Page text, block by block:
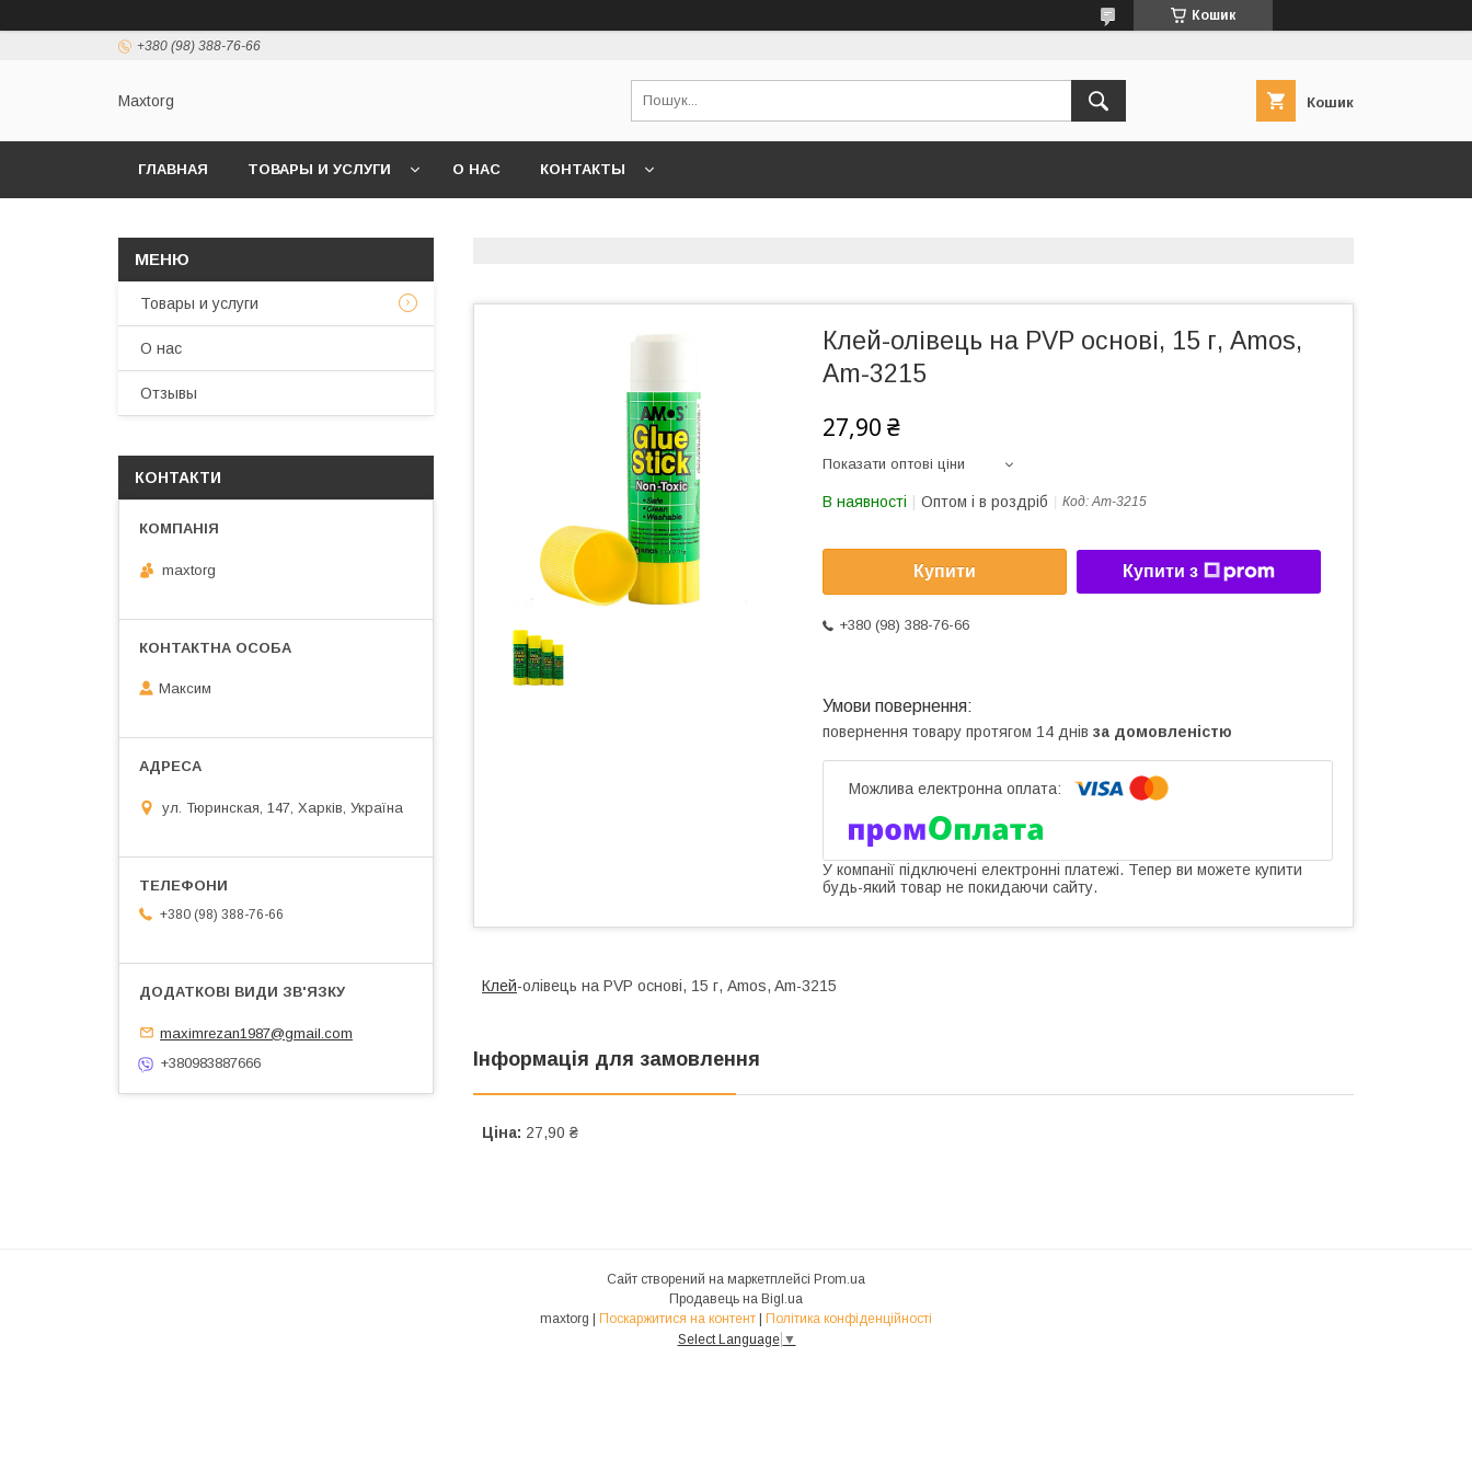
Кошик
+380 (98) 388-76-66
Maxtorg Кошик
ГЛАВНАЯ ТОВАРЫ И УСЛУГИ О НАС КОНТАКТЫ
Клей-олівець на PVP основі, 15 г, Amos,
Am-3215
27,90 ₴
Показати оптові ціни
В наявності Оптом і в роздріб Код:Am-3215
Купити Купити з
+380 (98) 388-76-66
повернення товару протягом 14 днів за домовленістю
У компанії підключені електронні платежі. Тепер ви можете купити
будь-який товар не покидаючи сайту.
Клей-олівець на PVP основі, 15 г, Amos, Am-3215
Інформація для замовлення
Ціна: 27,90 ₴
Товары и услуги
О нас
Отзывы
КОНТАКТИ
maxtorg
Максим
ул. Тюринская, 147, Харків, Україна
+380 (98) 388-76-66
maximrezan1987@gmail.com
+380983887666
Сайт створений на маркетплейсі Prom.ua
Продавець на Bigl.ua
maxtorg | Поскаржитися на контент | Політика конфіденційності
Select Language ▼